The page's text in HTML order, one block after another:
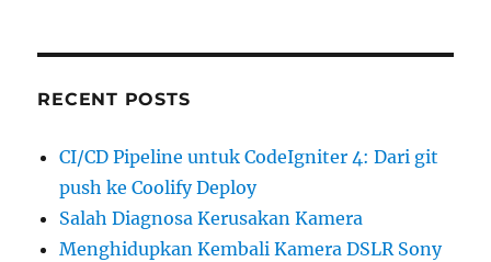
RECENT POSTS
CI/CD Pipeline untuk CodeIgniter 4: Dari git
push ke Coolify Deploy
Salah Diagnosa Kerusakan Kamera
Menghidupkan Kembali Kamera DSLR Sony